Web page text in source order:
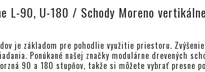
L-90, U-180 / Schody Moreno
je základom pre pohodlie využitie priestoru.
Ponúkané našej značky modulárne drevených
90 a 180 stupňov, takže si môžete vybrať presne